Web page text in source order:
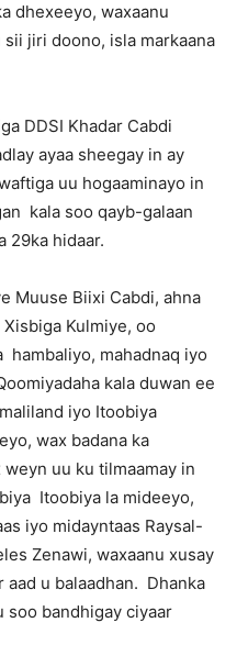
dhexeeyo, waxaanu
jiri doono, isla markaana
DDSI Khadar Cabdi
ayaa sheegay in ay
uu hogaaminayo in
kala soo qayb-galaan
29ka hidaar.
Muuse Biixi Cabdi, ahna
Kulmiye, oo
hambaliyo, mahadnaq iyo
kala duwan ee
iyo Itoobiya
wax badana ka
uu ku tilmaamay in
Itoobiya la mideeyo,
iyo midayntaas Raysal-
Zenawi, waxaanu xusay
aad u balaadhan. Dhanka
soo bandhigay ciyaar